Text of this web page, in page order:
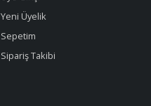
Yeni Üyelik
Sepetim
Sipariş Takibi